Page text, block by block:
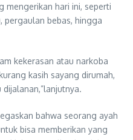
mengerikan hari ini, seperti
pergaulan bebas, hingga
kekerasan atau narkoba
kasih sayang dirumah,
bahwa seorang ayah
bisa memberikan yang